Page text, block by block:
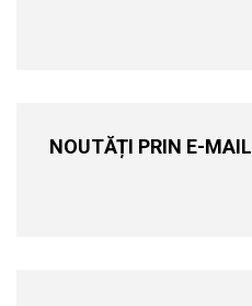
NOUTĂȚI PRIN E-MAIL